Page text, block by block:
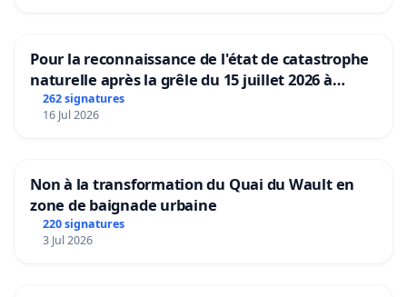
Pour la reconnaissance de l'état de catastrophe
naturelle après la grêle du 15 juillet 2026 à
Aubenas et ses alentours
262 signatures
16 Jul 2026
Non à la transformation du Quai du Wault en
zone de baignade urbaine
220 signatures
3 Jul 2026